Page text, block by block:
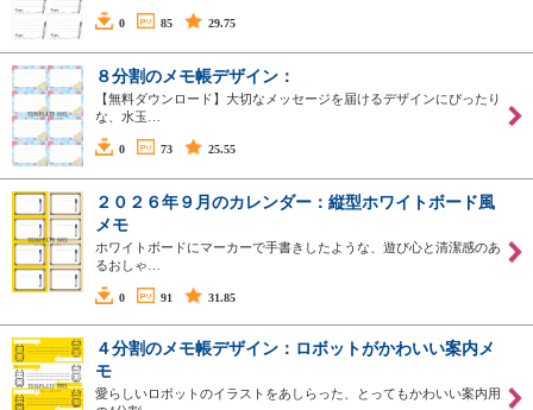
0 85 29.75
８分割のメモ帳デザイン：
【無料ダウンロード】大切なメッセージを届けるデザインにぴったり
な、水玉…
0 73 25.55
２０２６年９月のカレンダー：縦型ホワイトボード風
メモ
ホワイトボードにマーカーで手書きしたような、遊び心と清潔感のあ
るおしゃ…
0 91 31.85
４分割のメモ帳デザイン：ロボットがかわいい案内メ
モ
愛らしいロボットのイラストをあしらった、とってもかわいい案内用